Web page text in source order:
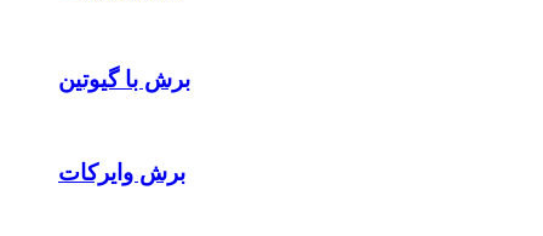
برش با گیوتین
برش وایرکات